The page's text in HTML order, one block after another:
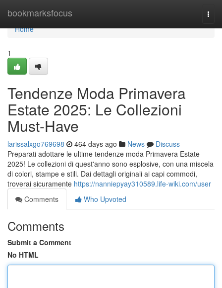
bookmarksfocus
Home
Home
1
Tendenze Moda Primavera
Estate 2025: Le Collezioni
Must-Have
larissalxgo769698 464 days ago News
Discuss
Preparati adottare le ultime tendenze moda Primavera Estate
2025! Le collezioni di quest'anno sono esplosive, con una miscela
di colori, stampe e stili. Dai dettagli originali ai capi commodi,
troverai sicuramente https://nanniepyay310589.life-wiki.com/user
Comments
Who Upvoted
Comments
Submit a Comment
No HTML